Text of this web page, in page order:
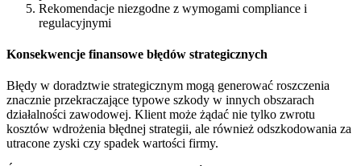
Rekomendacje niezgodne z wymogami compliance i
regulacyjnymi
Konsekwencje finansowe błędów strategicznych
Błędy w doradztwie strategicznym mogą generować roszczenia
znacznie przekraczające typowe szkody w innych obszarach
działalności zawodowej. Klient może żądać nie tylko zwrotu
kosztów wdrożenia błędnej strategii, ale również odszkodowania za
utracone zyski czy spadek wartości firmy.